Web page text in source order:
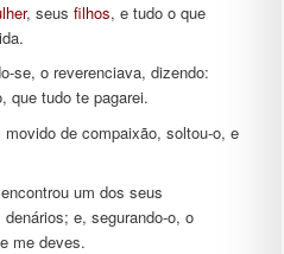
, seus filhos, e tudo o que
se, o reverenciava, dizendo:
que tudo te pagarei.
de compaixão, soltou-o, e
um dos seus
e, segurando-o, o
me deves.